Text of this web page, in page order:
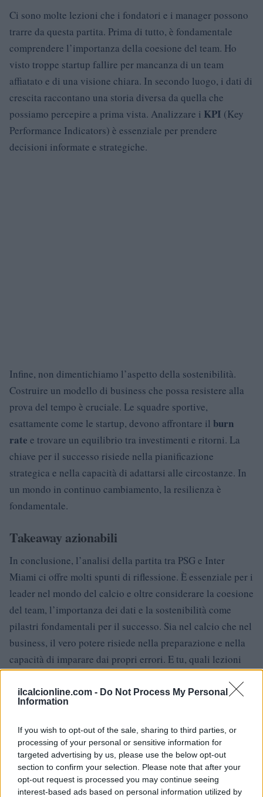
ilcalcionline.com - Do Not Process My Personal
Information
If you wish to opt-out of the sale, sharing to third parties, or
processing of your personal or sensitive information for
targeted advertising by us, please use the below opt-out
section to confirm your selection. Please note that after your
opt-out request is processed you may continue seeing
interest-based ads based on personal information utilized by
Ci sono molte lezioni che i fondatori e i manager possono
trarre da questa partita. Prima di tutto, è fondamentale
comprendere l’importanza della coesione del team. Ho
visto troppe startup fallire per mancanza di un team
affiatato e di una visione chiara. In secondo luogo, i dati di
crescita raccontano una storia diversa da quella che
possiamo percepire a prima vista. Analizzare i KPI (Key
Performance Indicators) è essenziale per prendere
decisioni informate e strategiche.
Infine, non dimentichiamo l’aspetto della sostenibilità.
Costruire un modello di business che possa resistere alla
prova del tempo è cruciale. Le squadre sportive,
esattamente come le startup, devono affrontare il burn
rate e trovare un equilibrio tra investimenti e ritorni. La
chiave per il successo risiede nella pianificazione
strategica e nella capacità di adattarsi alle circostanze. In
un mondo in continuo cambiamento, la resilienza è
fondamentale.
Takeaway azionabili
In conclusione, l’analisi della partita tra PSG e Inter
Miami ci offre molti spunti di riflessione. È essenziale per i
leader nel mondo del calcio e oltre considerare la coesione
del team, l’importanza dei dati e la sostenibilità come
pilastri fondamentali per il successo. Sia nel calcio che nel
business, il vero potere risiede nella preparazione e nella
capacità di imparare dai propri errori. E tu, quali lezioni
AiAdhubMedia